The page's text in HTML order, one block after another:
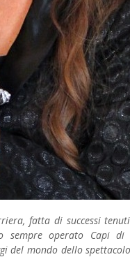
fatta di successi
sempre operato Capi
del mondo dello